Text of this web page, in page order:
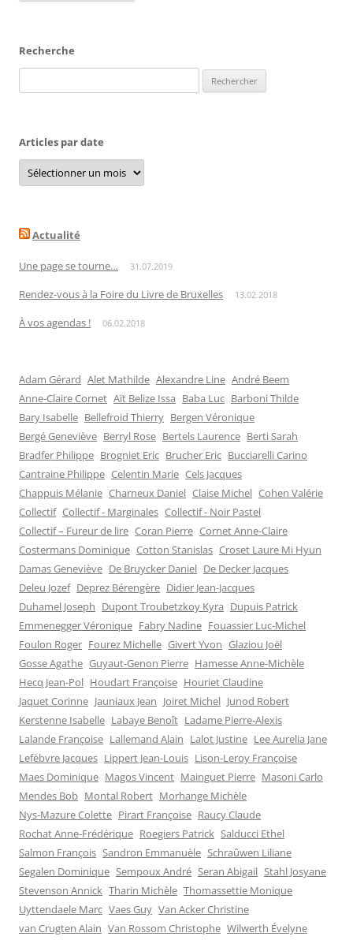
Recherche
Articles par date
Articles
par
date
Actualité
Une page se tourne… 31.07.2019
Rendez-vous à la Foire du Livre de Bruxelles 13.02.2018
À vos agendas ! 06.02.2018
Adam Gérard Alet Mathilde Alexandre Line André Beem
Anne-Claire Cornet Aït Belize Issa Baba Luc Barboni Thilde
Bary Isabelle Bellefroid Thierry Bergen Véronique
Bergé Geneviève Berryl Rose Bertels Laurence Berti Sarah
Bradfer Philippe Brogniet Eric Brucher Eric Bucciarelli Carino
Cantraine Philippe Celentin Marie Cels Jacques
Chappuis Mélanie Charneux Daniel Claise Michel Cohen Valérie
Collectif Collectif - Marginales Collectif - Noir Pastel
Collectif – Fureur de lire Coran Pierre Cornet Anne-Claire
Costermans Dominique Cotton Stanislas Croset Laure Mi Hyun
Damas Geneviève De Bruycker Daniel De Decker Jacques
Deleu Jozef Deprez Bérengère Didier Jean-Jacques
Duhamel Joseph Dupont Troubetzkoy Kyra Dupuis Patrick
Emmenegger Véronique Fabry Nadine Fouassier Luc-Michel
Foulon Roger Fourez Michelle Givert Yvon Glaziou Joël
Gosse Agathe Guyaut-Genon Pierre Hamesse Anne-Michèle
Hecq Jean-Pol Houdart Françoise Houriet Claudine
Jaquet Corinne Jauniaux Jean Joiret Michel Junod Robert
Kerstenne Isabelle Labaye Benoît Ladame Pierre-Alexis
Lalande Françoise Lallemand Alain Lalot Justine Lee Aurelia Jane
Lefèbvre Jacques Lippert Jean-Louis Lison-Leroy Françoise
Maes Dominique Magos Vincent Mainguet Pierre Masoni Carlo
Mendes Bob Montal Robert Morhange Michèle
Nys-Mazure Colette Pirart Françoise Raucy Claude
Rochat Anne-Frédérique Roegiers Patrick Salducci Ethel
Salmon François Sandron Emmanuèle Schraûwen Liliane
Segalen Dominique Sempoux André Seran Abigail Stahl Josyane
Stevenson Annick Tharin Michèle Thomassettie Monique
Uyttendaele Marc Vaes Guy Van Acker Christine
van Crugten Alain Van Rossom Christophe Wilwerth Évelyne